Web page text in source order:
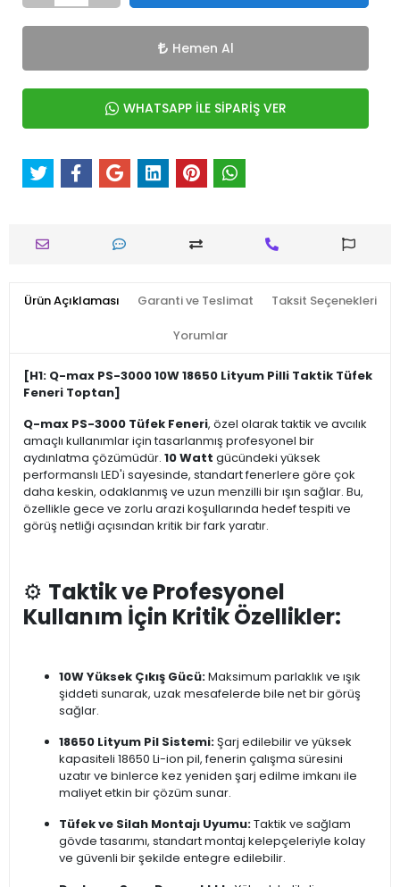
Hemen Al
WHATSAPP İLE SİPARİŞ VER
Ürün Açıklaması Garanti ve Teslimat Taksit Seçenekleri
Yorumlar
[H1: Q-max PS-3000 10W 18650 Lityum Pilli Taktik Tüfek
Feneri Toptan]
Q-max PS-3000 Tüfek Feneri, özel olarak taktik ve avcılık
amaçlı kullanımlar için tasarlanmış profesyonel bir
aydınlatma çözümüdür. 10 Watt gücündeki yüksek
performanslı LED'i sayesinde, standart fenerlere göre çok
daha keskin, odaklanmış ve uzun menzilli bir ışın sağlar. Bu,
özellikle gece ve zorlu arazi koşullarında hedef tespiti ve
görüş netliği açısından kritik bir fark yaratır.
⚙️ Taktik ve Profesyonel
Kullanım İçin Kritik Özellikler:
10W Yüksek Çıkış Gücü:Maksimum parlaklık ve ışık
şiddeti sunarak, uzak mesafelerde bile net bir görüş
sağlar.
18650 Lityum Pil Sistemi:Şarj edilebilir ve yüksek
kapasiteli 18650 Li-ion pil, fenerin çalışma süresini
uzatır ve binlerce kez yeniden şarj edilme imkanı ile
maliyet etkin bir çözüm sunar.
Tüfek ve Silah Montajı Uyumu:Taktik ve sağlam
gövde tasarımı, standart montaj kelepçeleriyle kolay
ve güvenli bir şekilde entegre edilebilir.